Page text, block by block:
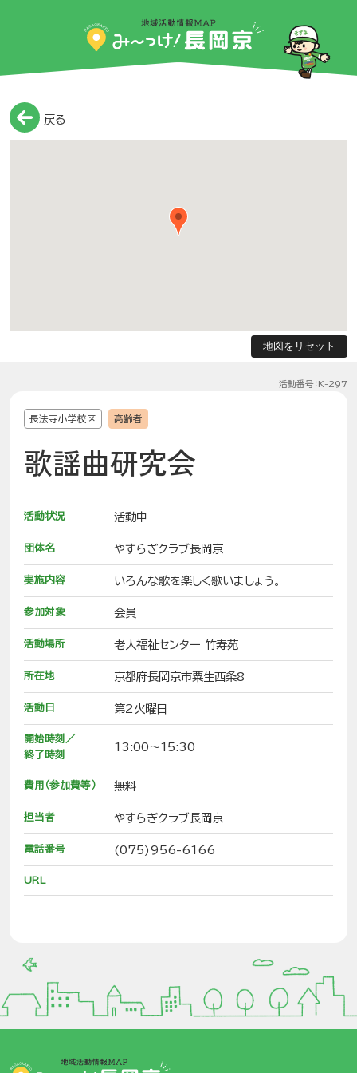
戻る
地図をリセット
活動番号：K-297
長法寺小学校区 高齢者
歌謡曲研究会
活動状況 活動中
団体名 やすらぎクラブ長岡京
実施内容 いろんな歌を楽しく歌いましょう。
参加対象 会員
活動場所 老人福祉センター 竹寿苑
所在地 京都府長岡京市粟生西条8
活動日 第2火曜日
開始時刻／
終了時刻
13:00～15:30
費用（参加費等） 無料
担当者 やすらぎクラブ長岡京
電話番号 (075)956-6166
URL